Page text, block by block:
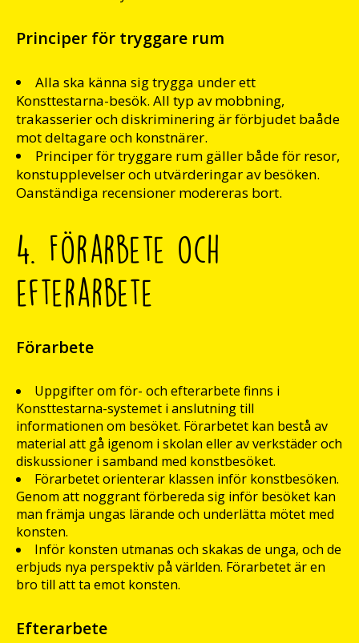
Principer för tryggare rum
Alla ska känna sig trygga under ett
Konsttestarna-besök. All typ av mobbning,
trakasserier och diskriminering är förbjudet baåde
mot deltagare och konstnärer.
Principer för tryggare rum gäller både för resor,
konstupplevelser och utvärderingar av besöken.
Oanständiga recensioner modereras bort.
4. Förarbete och
efterarbete
Förarbete
Uppgifter om för- och efterarbete finns i
Konsttestarna-systemet i anslutning till
informationen om besöket. Förarbetet kan bestå av
material att gå igenom i skolan eller av verkstäder och
diskussioner i samband med konstbesöket.
Förarbetet orienterar klassen inför konstbesöken.
Genom att noggrant förbereda sig inför besöket kan
man främja ungas lärande och underlätta mötet med
konsten.
Inför konsten utmanas och skakas de unga, och de
erbjuds nya perspektiv på världen. Förarbetet är en
bro till att ta emot konsten.
Efterarbete